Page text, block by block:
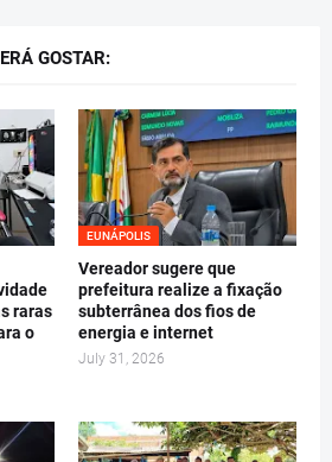
GOSTAR:
raras
o
EUNÁPOLIS
Vereador sugere que
prefeitura realize a fixação
subterrânea dos fios de
energia e internet
July 31, 2026